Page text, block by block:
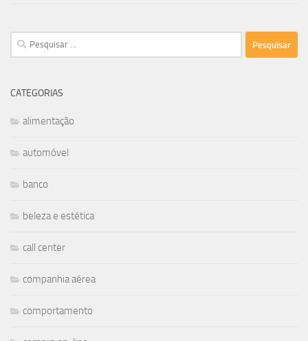
Pesquisar
por:
CATEGORIAS
alimentação
automóvel
banco
beleza e estética
call center
companhia aérea
comportamento